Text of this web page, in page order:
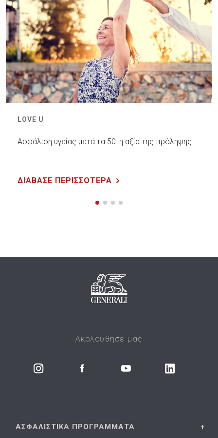
LOVE U
Ασφάλιση υγείας μετά τα 50: η αξία της πρόληψης
ΔΙΑΒΑΣΕ ΠΕΡΙΣΣΟΤΕΡΑ
Ακολούθησέ μας
ΑΣΦΑΛΙΣΤΙΚΑ ΠΡΟΓΡΑΜΜΑΤΑ